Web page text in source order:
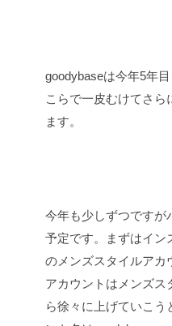
goodybaseは今年5年
こらで一皮むけてさら
ます。
今年も少しずつですが
予定です。まずはイン
のメンズスタイルアカ
アカウントはメンズス
ら徐々に上げていこう